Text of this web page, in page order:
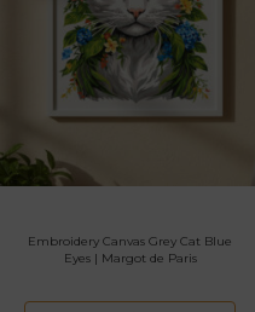
Embroidery Canvas Grey Cat Blue
Eyes | Margot de Paris